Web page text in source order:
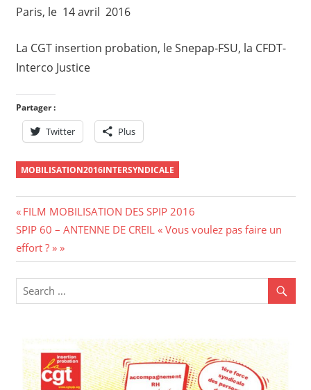
Paris, le 14 avril 2016
La CGT insertion probation, le Snepap-FSU, la CFDT-
Interco Justice
Partager :
Twitter Plus
MOBILISATION2016INTERSYNDICALE
Navigation
de
l’article
Previous
Post:
FILM MOBILISATION DES SPIP 2016
Next
Post:
SPIP 60 – ANTENNE DE CREIL « Vous voulez pas faire un
effort ? »